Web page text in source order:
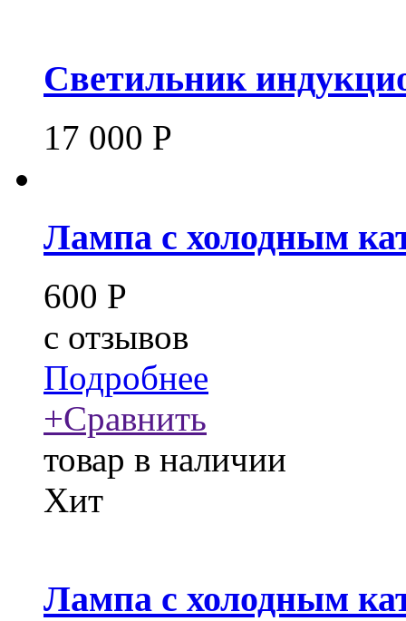
Светильник
17 000 Р
Лампа с холодным
600 Р
c отзывов
Подробнее
+Сравнить
товар в наличии
Хит
Лампа с холодным